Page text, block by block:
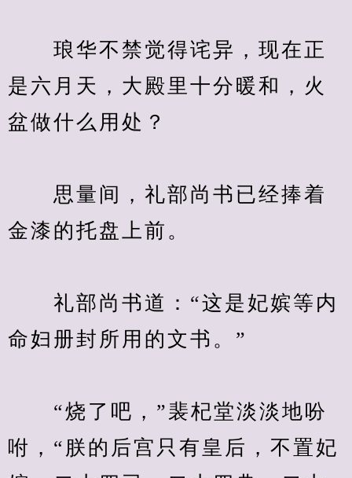
琅华不禁觉得诧异，现在正
是六月天，大殿里十分暖和，火
思量间，礼部尚书已经捧着
礼部尚书道：“这是妃嫔等内
“烧了吧，”裴杞堂淡淡地吩
咐，“朕的后宫只有皇后，不置妃